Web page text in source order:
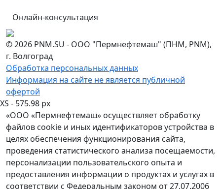
© 2026 PNM.SU - ООО "Пермнефтемаш" (ПНМ, PNM),
г. Волгоград
Обработка персональных данных
Информация на сайте не является публичной
офертой
Онлайн-консультация
XS - 575.98 px
«ООО «Пермнефтемаш» осуществляет обработку
файлов cookie и иных идентификаторов устройства в
целях обеспечения функционирования сайта,
проведения статистического анализа посещаемости,
персонализации пользовательского опыта и
предоставления информации о продуктах и услугах в
соответствии с Федеральным законом от 27.07.2006